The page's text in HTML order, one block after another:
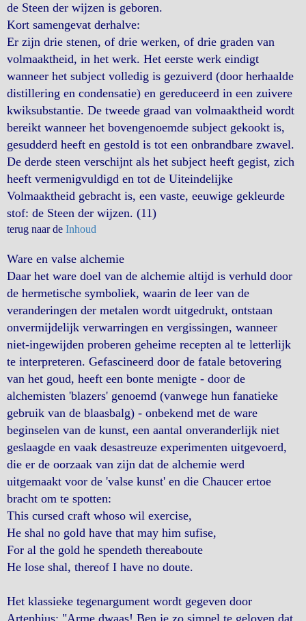
de Steen der wijzen is geboren.
Kort samengevat derhalve:
Er zijn drie stenen, of drie werken, of drie graden van
volmaaktheid, in het werk. Het eerste werk eindigt
wanneer het subject volledig is gezuiverd (door herhaalde
distillering en condensatie) en gereduceerd in een zuivere
kwiksubstantie. De tweede graad van volmaaktheid wordt
bereikt wanneer het bovengenoemde subject gekookt is,
gesudderd heeft en gestold is tot een onbrandbare zwavel.
De derde steen verschijnt als het subject heeft gegist, zich
heeft vermenigvuldigd en tot de Uiteindelijke
Volmaaktheid gebracht is, een vaste, eeuwige gekleurde
stof: de Steen der wijzen. (11)
terug naar de Inhoud
Ware en valse alchemie
Daar het ware doel van de alchemie altijd is verhuld door
de hermetische symboliek, waarin de leer van de
veranderingen der metalen wordt uitgedrukt, ontstaan
onvermijdelijk verwarringen en vergissingen, wanneer
niet-ingewijden proberen geheime recepten al te letterlijk
te interpreteren. Gefascineerd door de fatale betovering
van het goud, heeft een bonte menigte - door de
alchemisten 'blazers' genoemd (vanwege hun fanatieke
gebruik van de blaasbalg) - onbekend met de ware
beginselen van de kunst, een aantal onveranderlijk niet
geslaagde en vaak desastreuze experimenten uitgevoerd,
die er de oorzaak van zijn dat de alchemie werd
uitgemaakt voor de 'valse kunst' en die Chaucer ertoe
bracht om te spotten:
This cursed craft whoso wil exercise,
He shal no gold have that may him sufise,
For al the gold he spendeth thereaboute
He lose shal, thereof I have no doute.
Het klassieke tegenargument wordt gegeven door
Artephius: "Arme dwaas! Ben je zo simpel te geloven dat